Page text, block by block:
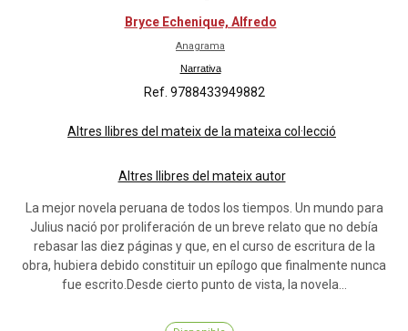
Bryce Echenique, Alfredo
Anagrama
Narrativa
Ref. 9788433949882
Altres llibres del mateix de la mateixa col·lecció
Altres llibres del mateix autor
La mejor novela peruana de todos los tiempos. Un mundo para
Julius nació por proliferación de un breve relato que no debía
rebasar las diez páginas y que, en el curso de escritura de la
obra, hubiera debido constituir un epílogo que finalmente nunca
fue escrito.Desde cierto punto de vista, la novela...